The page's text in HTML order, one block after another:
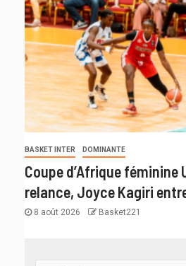
BASKET INTER DOMINANTE
Coupe d’Afrique féminine
relance, Joyce Kagiri
8 août 2026 Basket221